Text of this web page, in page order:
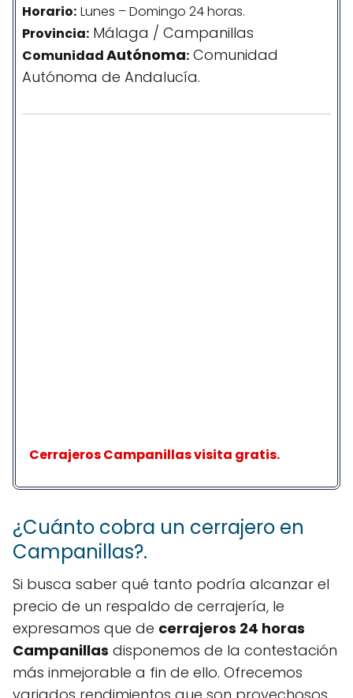
Horario: Lunes – Domingo 24 horas.
Provincia: Málaga / Campanillas
ComunidadAutónoma: Comunidad
Autónoma de Andalucía.
Cerrajeros Campanillas visita gratis.
¿Cuánto cobra un cerrajero en
Campanillas?.
Si busca saber qué tanto podría alcanzar el
precio de un respaldo de cerrajería, le
expresamos que de cerrajeros 24 horas
Campanillas disponemos de la contestación
más inmejorable a fin de ello. Ofrecemos